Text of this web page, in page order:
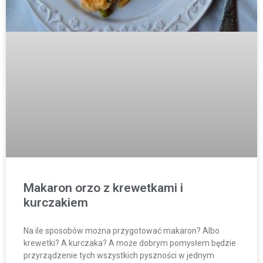
Makaron orzo z krewetkami i
kurczakiem
Na ile sposobów można przygotować makaron? Albo
krewetki? A kurczaka? A może dobrym pomysłem będzie
przyrządzenie tych wszystkich pyszności w jednym